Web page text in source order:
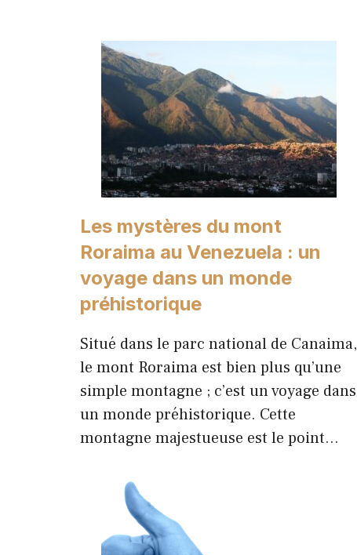
Les mystères du mont
Roraima au Venezuela : un
voyage dans un monde
préhistorique
Situé dans le parc national de Canaima,
le mont Roraima est bien plus qu’une
simple montagne ; c’est un voyage dans
un monde préhistorique. Cette
montagne majestueuse est le point…